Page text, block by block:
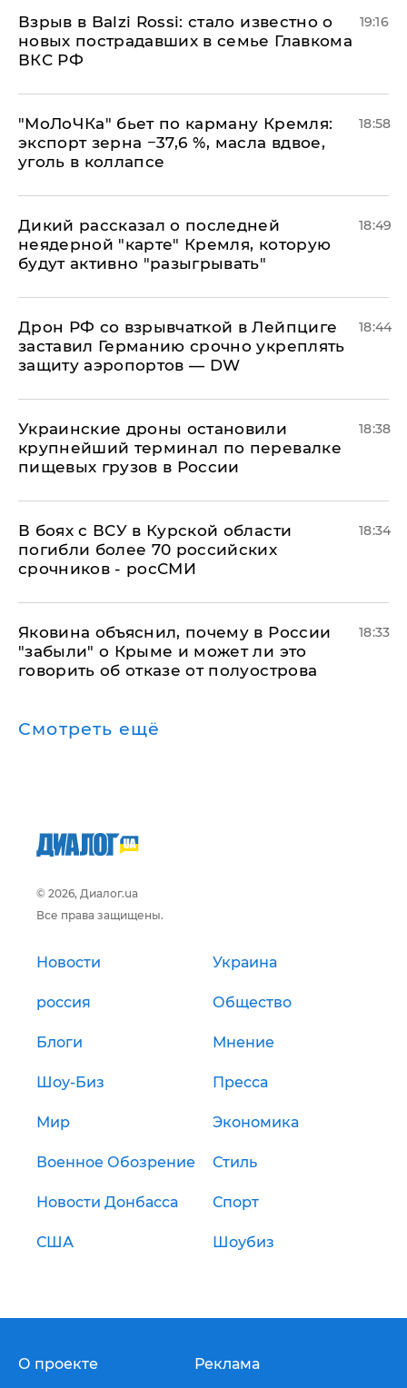
Взрыв в Balzi Rossi: стало известно о
новых пострадавших в семье Главкома
ВКС РФ
19:16
​"МоЛоЧКа" бьет по карману Кремля:
экспорт зерна −37,6 %, масла вдвое,
уголь в коллапсе
18:58
Дикий рассказал о последней
неядерной "карте" Кремля, которую
будут активно "разыгрывать"
18:49
​Дрон РФ со взрывчаткой в Лейпциге
заставил Германию срочно укреплять
защиту аэропортов — DW
18:44
Украинские дроны остановили
крупнейший терминал по перевалке
пищевых грузов в России
18:38
В боях с ВСУ в Курской области
погибли более 70 российских
срочников - росСМИ
18:34
Яковина объяснил, почему в России
"забыли" о Крыме и может ли это
говорить об отказе от полуострова
18:33
Смотреть ещё
© 2026, Диалог.ua
Все права защищены.
Новости Украина
россия Общество
Блоги Мнение
Шоу-Биз Пресса
Мир Экономика
Военное Обозрение Стиль
Новости Донбасса Спорт
США Шоубиз
О проекте Реклама